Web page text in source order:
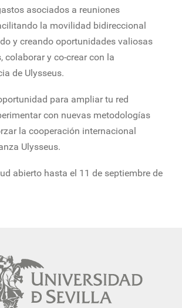
asociados a reuniones
la movilidad bidireccional
y creando oportunidades valiosas
colaborar y co-crear con la
de Ulysseus.
para ampliar tu red
con nuevas metodologías
la cooperación internacional
Ulysseus.
abierto hasta el 11 de septiembre de